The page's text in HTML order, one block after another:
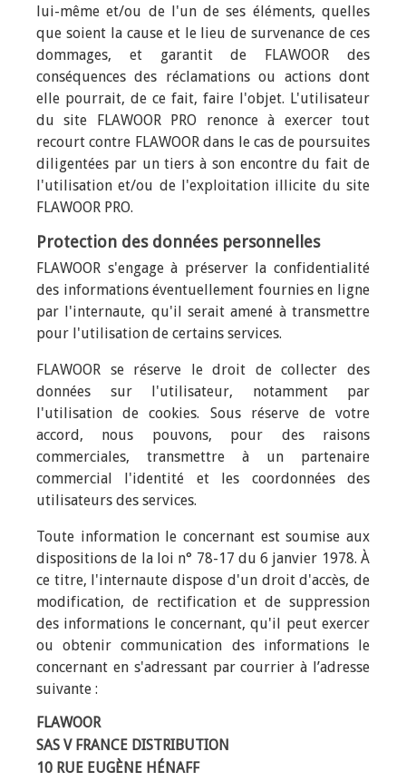
lui-même et/ou de l'un de ses éléments, quelles
que soient la cause et le lieu de survenance de ces
dommages, et garantit de FLAWOOR des
conséquences des réclamations ou actions dont
elle pourrait, de ce fait, faire l'objet. L'utilisateur
du site FLAWOOR PRO renonce à exercer tout
recourt contre FLAWOOR dans le cas de poursuites
diligentées par un tiers à son encontre du fait de
l'utilisation et/ou de l'exploitation illicite du site
FLAWOOR PRO.
Protection des données personnelles
FLAWOOR s'engage à préserver la confidentialité
des informations éventuellement fournies en ligne
par l'internaute, qu'il serait amené à transmettre
pour l'utilisation de certains services.
FLAWOOR se réserve le droit de collecter des
données sur l'utilisateur, notamment par
l'utilisation de cookies. Sous réserve de votre
accord, nous pouvons, pour des raisons
commerciales, transmettre à un partenaire
commercial l'identité et les coordonnées des
utilisateurs des services.
Toute information le concernant est soumise aux
dispositions de la loi n° 78-17 du 6 janvier 1978. À
ce titre, l'internaute dispose d'un droit d'accès, de
modification, de rectification et de suppression
des informations le concernant, qu'il peut exercer
ou obtenir communication des informations le
concernant en s'adressant par courrier à l’adresse
suivante :
FLAWOOR
SAS V FRANCE DISTRIBUTION
10 RUE EUGÈNE HÉNAFF